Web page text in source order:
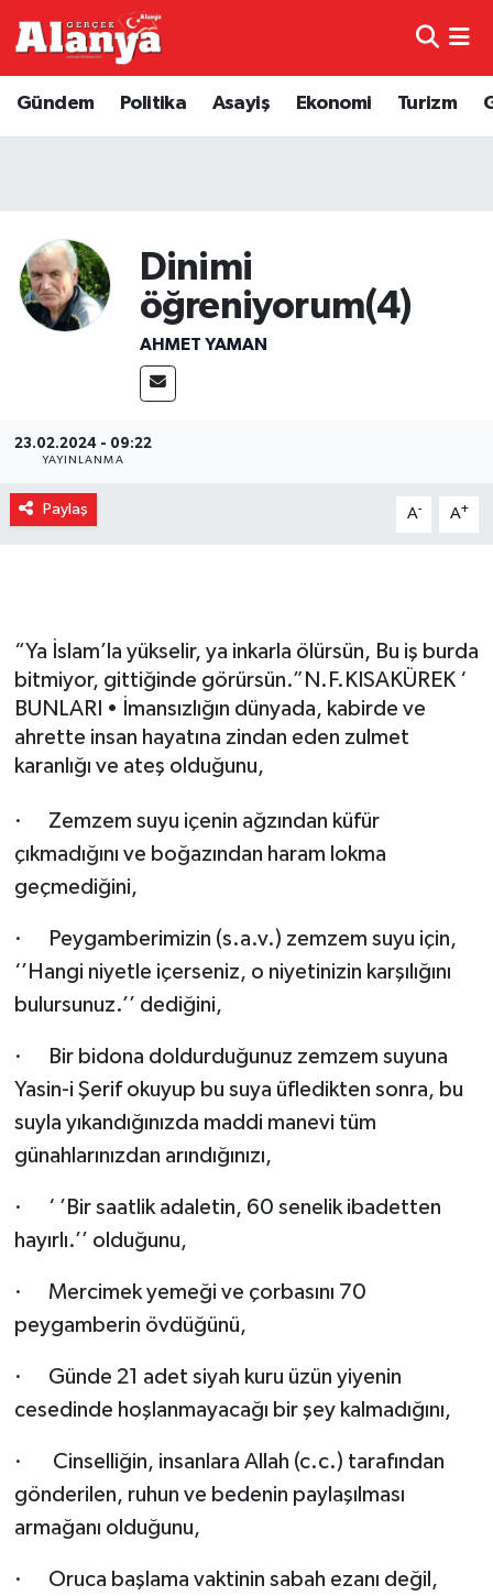
Gündem Politika Asayiş Ekonomi Turizm
Dinimi
öğreniyorum(4)
AHMET YAMAN
23.02.2024 - 09:22
YAYINLANMA
Paylaş A- A+
“Ya İslam’la yükselir, ya inkarla ölürsün, Bu iş burda
bitmiyor, gittiğinde görürsün.”N.F.KISAKÜREK ‘
BUNLARI • İmansızlığın dünyada, kabirde ve
ahrette insan hayatına zindan eden zulmet
karanlığı ve ateş olduğunu,
· Zemzem suyu içenin ağzından küfür
çıkmadığını ve boğazından haram lokma
geçmediğini,
·
Peygamberimizin (s.a.v.) zemzem suyu için,
‘’Hangi niyetle içerseniz, o niyetinizin karşılığını
bulursunuz.’’ dediğini,
·
Bir bidona doldurduğunuz zemzem suyuna
Yasin-i Şerif okuyup bu suya üfledikten sonra, bu
suyla yıkandığınızda maddi manevi tüm
günahlarınızdan arındığınızı,
· ‘ ’Bir saatlik adaletin, 60 senelik ibadetten
hayırlı.’’ olduğunu,
· Mercimek yemeği ve çorbasını 70
peygamberin övdüğünü,
· Günde 21 adet siyah kuru üzün yiyenin
cesedinde hoşlanmayacağı bir şey kalmadığını,
·
Cinselliğin, insanlara Allah (c.c.) tarafından
gönderilen, ruhun ve bedenin paylaşılması
armağanı olduğunu,
· Oruca başlama vaktinin sabah ezanı değil,
Genel
Bilim ve Teknoloji
Bölge
Gizlilik İlkeleri - Privacy Policy
Gündem
Politika
Spor
Turizm
Trafik Durumu
Tüm Manşetler
Son Dakika Haberleri
Haber Arşivi